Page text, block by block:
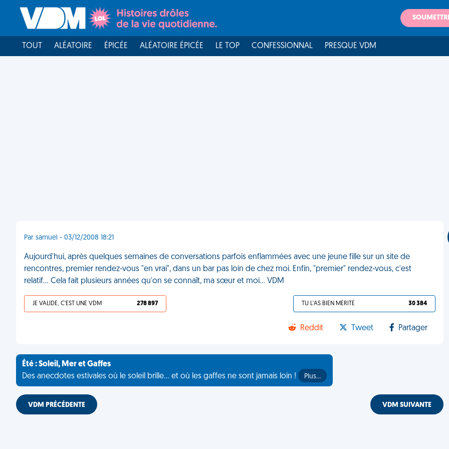
TOUT ALÉATOIRE ÉPICÉE ALÉATOIRE ÉPICÉE LE TOP CONFESSIONNAL PRESQUE VDM
Par samuel - 03/12/2008 18:21
Aujourd'hui, après quelques semaines de conversations parfois enflammées avec une jeune fille sur un site de
rencontres, premier rendez-vous "en vrai", dans un bar pas loin de chez moi. Enfin, "premier" rendez-vous, c'est
relatif... Cela fait plusieurs années qu'on se connaît, ma sœur et moi... VDM
JE VALIDE, C'EST UNE VDM 278 897 TU L'AS BIEN MÉRITÉ 30 384
Reddit Tweet Partager
Été : Soleil, Mer et Gaffes
Des anecdotes estivales où le soleil brille... et où les gaffes ne sont jamais loin !
Plus…
VDM PRÉCÉDENTE VDM SUIVANTE